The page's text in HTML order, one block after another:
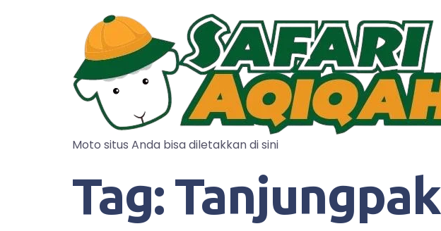
Moto situs Anda bisa diletakkan di sini
Tag: